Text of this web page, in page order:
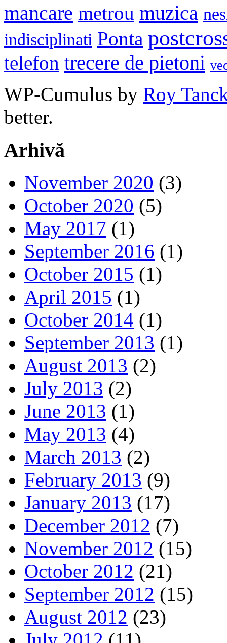
mancare metrou muzica
indisciplinati Ponta
telefon trecere de pietoni
WP-Cumulus by Roy
better.
Arhivă
November 2020 (3)
October 2020 (5)
May 2017 (1)
September 2016 (1)
October 2015 (1)
April 2015 (1)
October 2014 (1)
September 2013 (1)
August 2013 (2)
July 2013 (2)
June 2013 (1)
May 2013 (4)
March 2013 (2)
February 2013 (9)
January 2013 (17)
December 2012 (7)
November 2012 (15)
October 2012 (21)
September 2012 (15)
August 2012 (23)